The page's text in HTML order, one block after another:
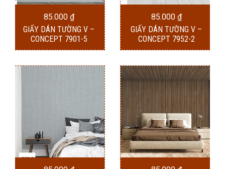
85.000 ₫
GIẤY DÁN TƯỜNG V –
CONCEPT 7901-5
85.000 ₫
GIẤY DÁN TƯỜNG V –
CONCEPT 7952-2